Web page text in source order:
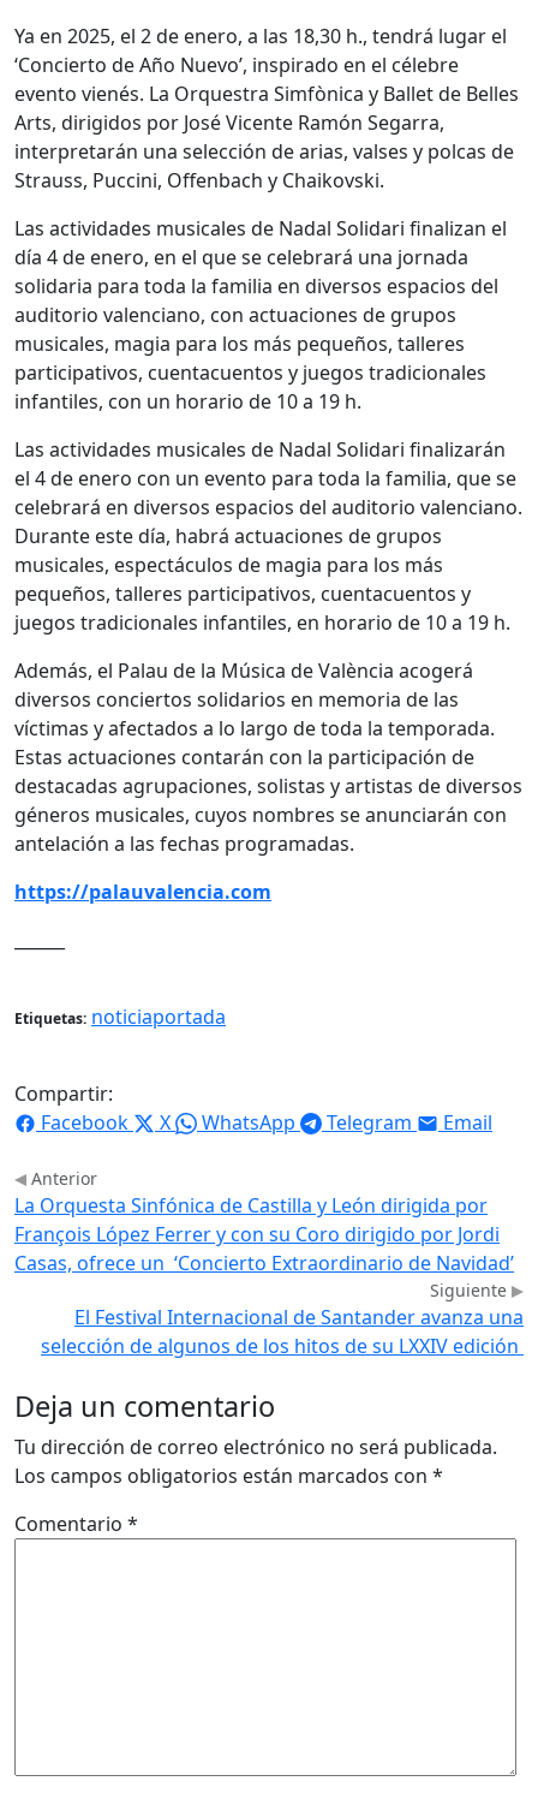
Ya en 2025, el 2 de enero, a las 18,30 h., tendrá lugar el
‘Concierto de Año Nuevo’, inspirado en el célebre
evento vienés. La Orquestra Simfònica y Ballet de Belles
Arts, dirigidos por José Vicente Ramón Segarra,
interpretarán una selección de arias, valses y polcas de
Strauss, Puccini, Offenbach y Chaikovski.
Las actividades musicales de Nadal Solidari finalizan el
día 4 de enero, en el que se celebrará una jornada
solidaria para toda la familia en diversos espacios del
auditorio valenciano, con actuaciones de grupos
musicales, magia para los más pequeños, talleres
participativos, cuentacuentos y juegos tradicionales
infantiles, con un horario de 10 a 19 h.
Las actividades musicales de Nadal Solidari finalizarán
el 4 de enero con un evento para toda la familia, que se
celebrará en diversos espacios del auditorio valenciano.
Durante este día, habrá actuaciones de grupos
musicales, espectáculos de magia para los más
pequeños, talleres participativos, cuentacuentos y
juegos tradicionales infantiles, en horario de 10 a 19 h.
Además, el Palau de la Música de València acogerá
diversos conciertos solidarios en memoria de las
víctimas y afectados a lo largo de toda la temporada.
Estas actuaciones contarán con la participación de
destacadas agrupaciones, solistas y artistas de diversos
géneros musicales, cuyos nombres se anunciarán con
antelación a las fechas programadas.
https://palauvalencia.com
Etiquetas: noticiaportada
Compartir:
Facebook
X WhatsApp Telegram Email
Anterior
La Orquesta Sinfónica de Castilla y León dirigida por
François López Ferrer y con su Coro dirigido por Jordi
Casas, ofrece un ‘Concierto Extraordinario de Navidad’
Siguiente
El Festival Internacional de Santander avanza una
selección de algunos de los hitos de su LXXIV edición
Deja un comentario
Tu dirección de correo electrónico no será publicada.
Los campos obligatorios están marcados con *
Comentario *